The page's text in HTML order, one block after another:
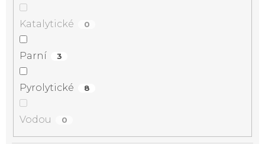
Katalytické 0
Parní 3
Pyrolytické 8
Vodou 0